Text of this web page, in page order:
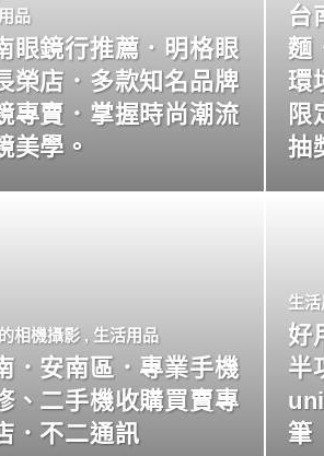
品
眼鏡行推薦．明格眼
榮店．多款知名品牌
專賣．掌握時尚潮流
美學。
台
麵
環
限
抽
相機攝影 , 生活用品
．安南區．專業手機
、二手機收購買賣專
．不二通訊
生
好
半
筆